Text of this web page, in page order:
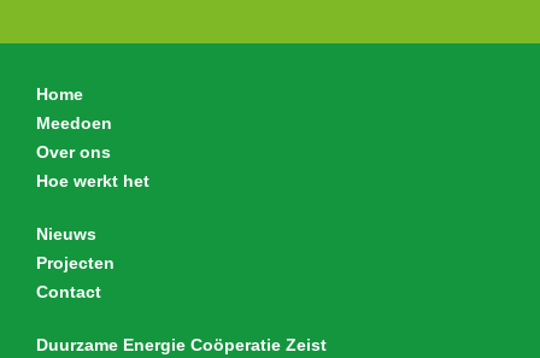
Home
Meedoen
Over ons
Hoe werkt het
Nieuws
Projecten
Contact
Duurzame Energie Coöperatie Zeist